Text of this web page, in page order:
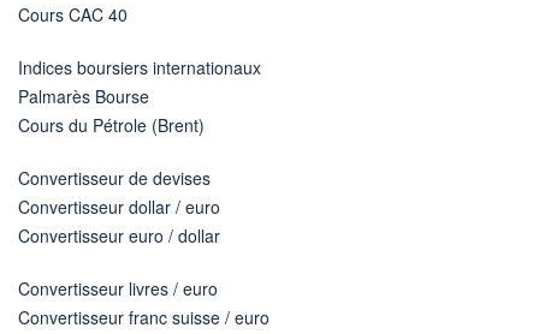
Cours CAC 40
Indices boursiers internationaux
Palmarès Bourse
Cours du Pétrole (Brent)
Convertisseur de devises
Convertisseur dollar / euro
Convertisseur euro / dollar
Convertisseur livres / euro
Convertisseur franc suisse / euro